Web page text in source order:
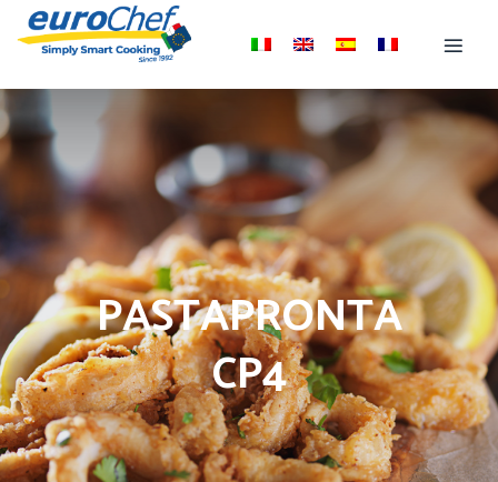
PASTAPRONTA
CP4